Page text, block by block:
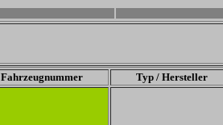
Fahrzeugnummer Typ / Hersteller